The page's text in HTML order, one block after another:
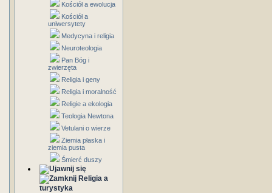
Kościół a ewolucja
Kościół a
uniwersytety
Medycyna i religia
Neuroteologia
Pan Bóg i
zwierzęta
Religia i geny
Religia i moralność
Religie a ekologia
Teologia Newtona
Vetulani o wierze
Ziemia płaska i
ziemia pusta
Śmierć duszy
Religia a
turystyka